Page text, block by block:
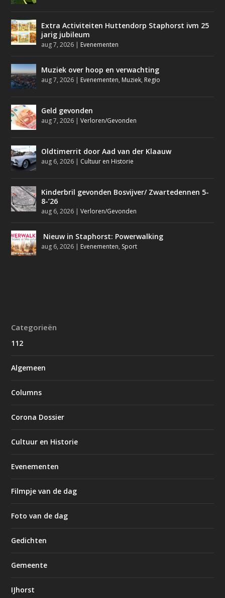
Extra Activiteiten Huttendorp Staphorst ivm 25
jarig jubileum
aug 7, 2026 | Evenementen
Muziek over hoop en verwachting
aug 7, 2026 | Evenementen, Muziek, Regio
Geld gevonden
aug 7, 2026 |Verloren/Gevonden
Oldtimerrit door Aad van der Klaauw
aug 6, 2026 | Cultuur en Historie
Kinderbril gevonden Bosvijver/ Zwartedennen 5-
8-’26
aug 6, 2026 |Verloren/Gevonden
Nieuw in Staphorst: Powerwalking
aug 6, 2026 | Evenementen, Sport
Categorieën
112
Algemeen
Columns
Corona Dossier
Cultuur en Historie
Evenementen
Filmpje van de dag
Foto van de dag
Gedichten
Gemeente
IJhorst